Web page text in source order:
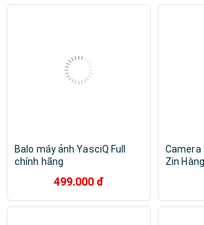
Balo máy ảnh YasciQ Full
chính hãng
499.000 đ
Camera
Zin